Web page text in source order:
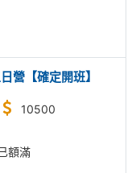
營【確定開班】
10500
額滿